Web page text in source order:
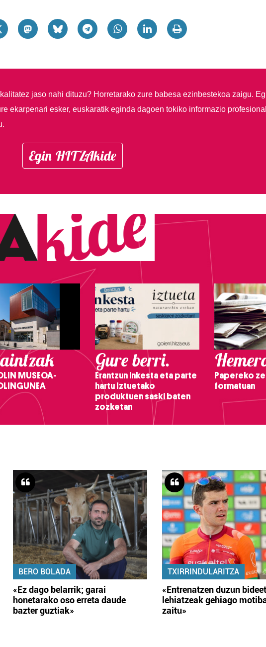
jaso nahi dituzu? Horretarako zure babesa ezinbestekoa zaigu.
ekarpenari esker, euskaratik eginda dagoen tokiko informazio
Egin HITZAkide
MUSEOA-
Gure berri.
Erantzun inkesta eta parte
hartu Iztuetako
produktuen saski baten
zozketan
Papereko
formatuan
BERO BOLADA
«Ez dago belarrik; garai
honetarako oso erreta daude
bazter guztiak»
TXIRRINDULARITZA
«Entrenatzen duzun
lehiatzeak gehiago
zaitu»